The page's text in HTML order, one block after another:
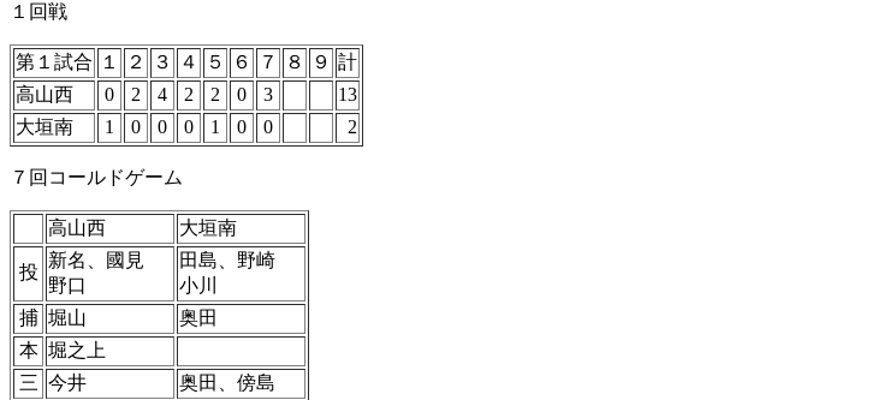
１回戦
第１試合 １ ２ ３ ４ ５ ６ ７ ８ ９ 計
高山西
0 2 4 2 2 0 3
13
大垣南
1 0 0 0 1 0 0 2
７回コールドゲーム
高山西 大垣南
投
新名、國見
野口
田島、野崎
小川
捕 堀山
奥田
本 堀之上
三 今井
奥田、傍島